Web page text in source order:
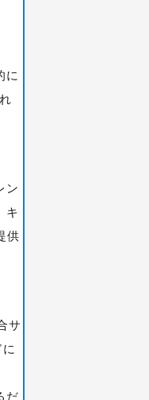
に
ン
キ
供
サ
だ